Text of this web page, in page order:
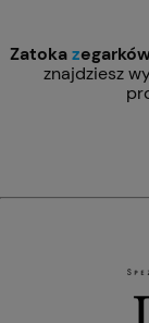
Zatokaz
znajdziesz